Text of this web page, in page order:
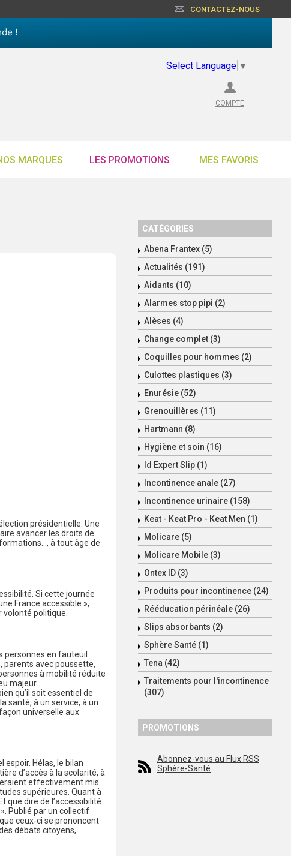
CONTACTEZ-NOUS
Select Language ▼
COMPTE
MARQUES LES PROMOTIONS MES FAVORIS
CATÉGORIES
Abena Frantex (5)
Actualités (191)
Aidants (10)
Alarmes stop pipi (2)
Alèses (4)
Change complet (3)
Coquilles pour hommes (2)
Culottes plastiques (3)
Enurésie (52)
Grenouillères (11)
Hartmann (8)
Hygiène et soin (16)
Id Expert Slip (1)
Incontinence anale (27)
Incontinence urinaire (158)
Keat - Keat Pro - Keat Men (1)
Molicare (5)
Molicare Mobile (3)
Ontex ID (3)
Produits pour incontinence (24)
Rééducation périnéale (26)
Slips absorbants (2)
Sphère Santé (1)
Tena (42)
Traitements pour l'incontinence
(307)
PROMOTIONS
Abonnez-vous au Flux RSS
Sphère-Santé
présidentielle. Une
avancer les droits de
à tout âge de
Si cette journée
France accessible »,
politique.
personnes en fauteuil
parents avec poussette,
à mobilité réduite
majeur.
qu’il soit essentiel de
santé, à un service, à un
universelle aux
espoir. Hélas, le bilan
d’accès à la scolarité, à
effectivement mis
supérieures. Quant à
que dire de l’accessibilité
Publié par un collectif
ceux-ci se prononcent
débats citoyens,